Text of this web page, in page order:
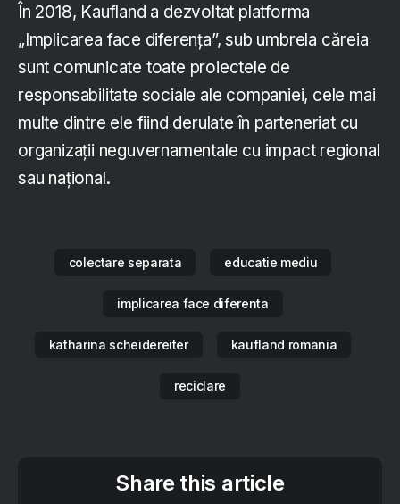
În 2018, Kaufland a dezvoltat platforma
„Implicarea face diferența”, sub umbrela căreia
sunt comunicate toate proiectele de
responsabilitate sociale ale companiei, cele mai
multe dintre ele fiind derulate în parteneriat cu
organizații neguvernamentale cu impact regional
sau național.
colectare separata educatie mediu
implicarea face diferenta
katharina scheidereiter kaufland romania
reciclare
Share this article